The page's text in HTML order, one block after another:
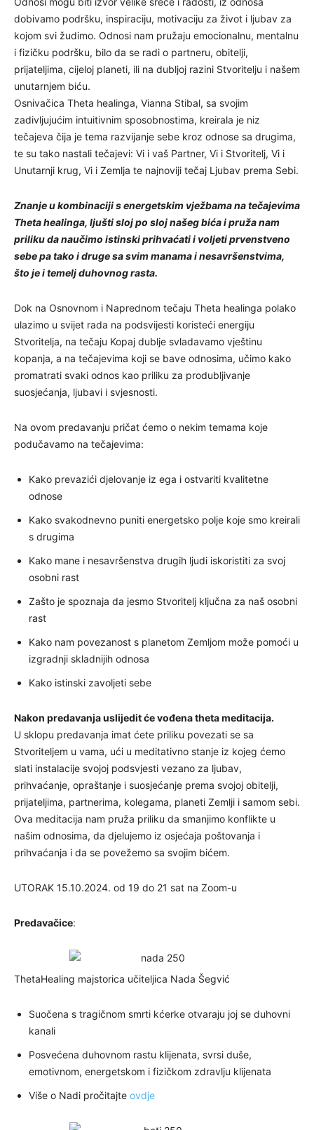
dobivamo podršku, inspiraciju, motivaciju za život i ljubav za
kojom svi žudimo. Odnosi nam pružaju emocionalnu, mentalnu
i fizičku podršku, bilo da se radi o partneru, obitelji,
prijateljima, cijeloj planeti, ili na dubljoj razini Stvoritelju i našem
unutarnjem biću.
Osnivačica Theta healinga, Vianna Stibal, sa svojim
zadivljujućim intuitivnim sposobnostima, kreirala je niz
tečajeva čija je tema razvijanje sebe kroz odnose sa drugima,
te su tako nastali tečajevi: Vi i vaš Partner, Vi i Stvoritelj, Vi i
Unutarnji krug, Vi i Zemlja te najnoviji tečaj Ljubav prema Sebi.
Znanje u kombinaciji s energetskim vježbama na tečajevima
Theta healinga, ljušti sloj po sloj našeg bića i pruža nam
priliku da naučimo istinski prihvaćati i voljeti prvenstveno
sebe pa tako i druge sa svim manama i nesavršenstvima,
što je i temelj duhovnog rasta.
Dok na Osnovnom i Naprednom tečaju Theta healinga polako
ulazimo u svijet rada na podsvijesti koristeći energiju
Stvoritelja, na tečaju Kopaj dublje svladavamo vještinu
kopanja, a na tečajevima koji se bave odnosima, učimo kako
promatrati svaki odnos kao priliku za produbljivanje
suosjećanja, ljubavi i svjesnosti.
Na ovom predavanju pričat ćemo o nekim temama koje
podučavamo na tečajevima:
Kako prevazići djelovanje iz ega i ostvariti kvalitetne
odnose
Kako svakodnevno puniti energetsko polje koje smo kreirali
s drugima
Kako mane i nesavršenstva drugih ljudi iskoristiti za svoj
osobni rast
Zašto je spoznaja da jesmo Stvoritelj ključna za naš osobni
rast
Kako nam povezanost s planetom Zemljom može pomoći u
izgradnji skladnijih odnosa
Kako istinski zavoljeti sebe
Nakon predavanja uslijedit će vođena theta meditacija.
U sklopu predavanja imat ćete priliku povezati se sa
Stvoriteljem u vama, ući u meditativno stanje iz kojeg ćemo
slati instalacije svojoj podsvjesti vezano za ljubav,
prihvaćanje, opraštanje i suosjećanje prema svojoj obitelji,
prijateljima, partnerima, kolegama, planeti Zemlji i samom sebi.
Ova meditacija nam pruža priliku da smanjimo konflikte u
našim odnosima, da djelujemo iz osjećaja poštovanja i
prihvaćanja i da se povežemo sa svojim bićem.
UTORAK 15.10.2024. od 19 do 21 sat na Zoom-u
Predavačice:
ThetaHealing majstorica učiteljica Nada Šegvić
Suočena s tragičnom smrti kćerke otvaraju joj se duhovni
kanali
Posvećena duhovnom rastu klijenata, svrsi duše,
emotivnom, energetskom i fizičkom zdravlju klijenata
Više o Nadi pročitajte ovdje